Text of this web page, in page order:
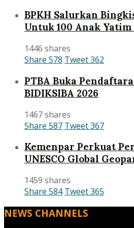
BPKH Salurkan
Untuk 100 Anak
1446 shares
Share 578 Tweet362
PTBA Buka
BIDIKSIBA 2026
1467 shares
Share 587 Tweet367
Kemenpar Perkuat
UNESCO Global
1459 shares
Share 584 Tweet365
NEWS CHANNELS